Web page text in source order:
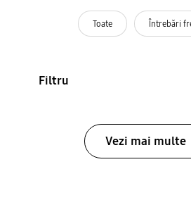
Toate Întrebări
Filtru
Vezi mai multe